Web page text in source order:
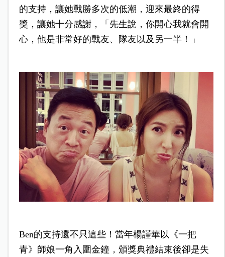
的支持，讓她戰勝多次的低潮，迎來最終的得
獎，讓她十分感謝，「先生說，你開心我就會開
心，他是非常好的戰友、隊友以及另一半！」
Ben的支持還不只這些！當年楊謹華以《一把
青》師娘一角入圍金鐘，頒獎典禮結束後卻是失